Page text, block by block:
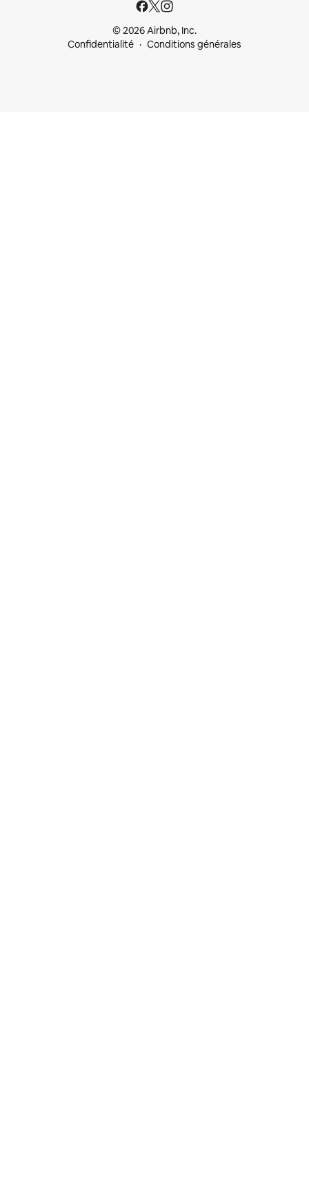
© 2026 Airbnb, Inc.
Confidentialité
Conditions générales